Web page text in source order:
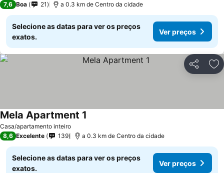
7,6 Boa 21 a 0.3 km de Centro da cidade
Selecione as datas para ver os preços
exatos.
Ver preços
Partilhar
Casa/apartamento inteiro
Mela Apartment 1
8,6 Excelente 139 a 0.3 km de Centro da cidade
Selecione as datas para ver os preços
exatos.
Ver preços